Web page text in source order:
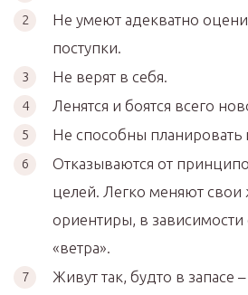
Не умеют адекватно
поступки.
Не верят в себя.
Ленятся и боятся всего
Не способны планировать
Отказываются от
целей. Легко меняют
ориентиры, в зависимости
«ветра».
Живут так, будто в запасе